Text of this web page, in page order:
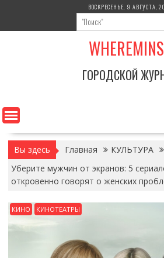
содержимому
ВОСКРЕСЕНЬЕ, 9 АВГУСТА,
ГОРОДСКОЙ
Вы здесь Главная КУЛЬТУРА
Уберите мужчин от экранов: 5
откровенно говорят о женских
КИНО КИНОТЕАТРЫ